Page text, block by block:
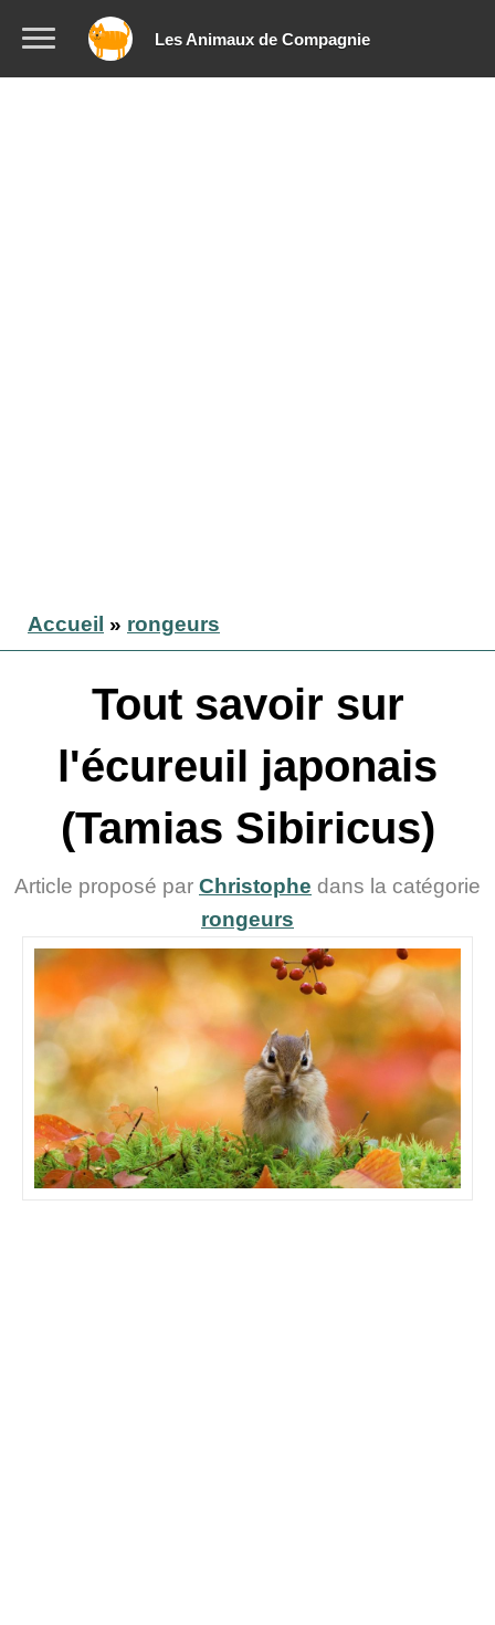
Les Animaux de Compagnie
Accueil » rongeurs
Tout savoir sur
l'écureuil japonais
(Tamias Sibiricus)
Article proposé par Christophe dans la catégorie
rongeurs